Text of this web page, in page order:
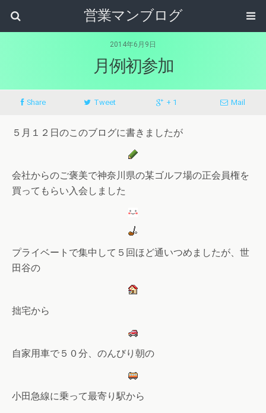
営業マンブログ
2014年6月9日
月例初参加
Share Tweet + 1 Mail
５月１２日のこのブログに書きましたが
会社からのご褒美で神奈川県の某ゴルフ場の正会員権を
買ってもらい入会しました
プライベートで集中して５回ほど通いつめましたが、世
田谷の
拙宅から
自家用車で５０分、のんびり朝の
小田急線に乗って最寄り駅から